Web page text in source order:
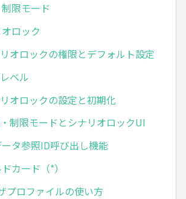
限モード
ロック
オロックの権限とデフォルト設定
ベル
オロックの設定と初期化
制限モードとシナリオロックUI
タ参照ID呼び出し機能
カード（*）
プロファイルの使い方